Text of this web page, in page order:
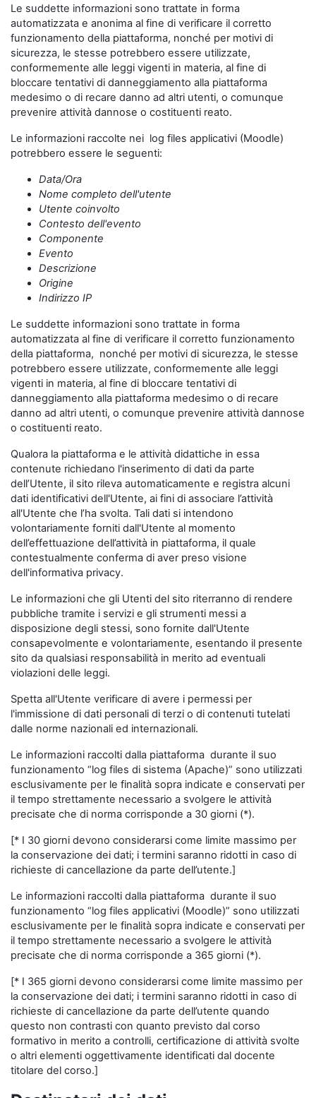
Le suddette informazioni sono trattate in forma
automatizzata e anonima al fine di verificare il corretto
funzionamento della piattaforma, nonché per motivi di
sicurezza, le stesse potrebbero essere utilizzate,
conformemente alle leggi vigenti in materia, al fine di
bloccare tentativi di danneggiamento alla piattaforma
medesimo o di recare danno ad altri utenti, o comunque
prevenire attività dannose o costituenti reato.
Le informazioni raccolte nei log files applicativi (Moodle)
potrebbero essere le seguenti:
Data/Ora
Nome completo dell'utente
Utente coinvolto
Contesto dell'evento
Componente
Evento
Descrizione
Origine
Indirizzo IP
Le suddette informazioni sono trattate in forma
automatizzata al fine di verificare il corretto funzionamento
della piattaforma, nonché per motivi di sicurezza, le stesse
potrebbero essere utilizzate, conformemente alle leggi
vigenti in materia, al fine di bloccare tentativi di
danneggiamento alla piattaforma medesimo o di recare
danno ad altri utenti, o comunque prevenire attività dannose
o costituenti reato.
Qualora la piattaforma e le attività didattiche in essa
contenute richiedano l'inserimento di dati da parte
dell’Utente, il sito rileva automaticamente e registra alcuni
dati identificativi dell'Utente, ai fini di associare l’attività
all'Utente che l’ha svolta. Tali dati si intendono
volontariamente forniti dall'Utente al momento
dell’effettuazione dell’attività in piattaforma, il quale
contestualmente conferma di aver preso visione
dell'informativa privacy.
Le informazioni che gli Utenti del sito riterranno di rendere
pubbliche tramite i servizi e gli strumenti messi a
disposizione degli stessi, sono fornite dall'Utente
consapevolmente e volontariamente, esentando il presente
sito da qualsiasi responsabilità in merito ad eventuali
violazioni delle leggi.
Spetta all'Utente verificare di avere i permessi per
l'immissione di dati personali di terzi o di contenuti tutelati
dalle norme nazionali ed internazionali.
Le informazioni raccolti dalla piattaforma durante il suo
funzionamento “log files di sistema (Apache)” sono utilizzati
esclusivamente per le finalità sopra indicate e conservati per
il tempo strettamente necessario a svolgere le attività
precisate che di norma corrisponde a 30 giorni (*).
[* I 30 giorni devono considerarsi come limite massimo per
la conservazione dei dati; i termini saranno ridotti in caso di
richieste di cancellazione da parte dell’utente.]
Le informazioni raccolti dalla piattaforma durante il suo
funzionamento “log files applicativi (Moodle)” sono utilizzati
esclusivamente per le finalità sopra indicate e conservati per
il tempo strettamente necessario a svolgere le attività
precisate che di norma corrisponde a 365 giorni (*).
[* I 365 giorni devono considerarsi come limite massimo per
la conservazione dei dati; i termini saranno ridotti in caso di
richieste di cancellazione da parte dell’utente quando
questo non contrasti con quanto previsto dal corso
formativo in merito a controlli, certificazione di attività svolte
o altri elementi oggettivamente identificati dal docente
titolare del corso.]